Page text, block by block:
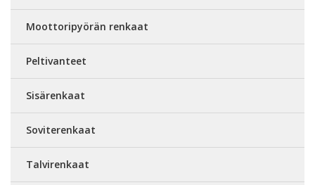
Moottoripyörän renkaat
Peltivanteet
Sisärenkaat
Soviterenkaat
Talvirenkaat